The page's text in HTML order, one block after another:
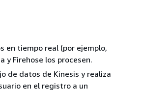
en tiempo real (por ejemplo,
y Firehose los procesen.
de datos de Kinesis y realiza
en el registro a un